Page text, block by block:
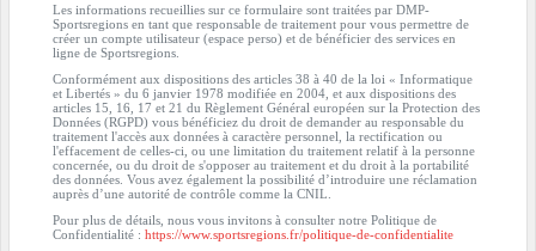
Les informations recueillies sur ce formulaire sont traitées par DMP-
Sportsregions en tant que responsable de traitement pour vous permettre de
créer un compte utilisateur (espace perso) et de bénéficier des services en
ligne de Sportsregions.
Conformément aux dispositions des articles 38 à 40 de la loi « Informatique
et Libertés » du 6 janvier 1978 modifiée en 2004, et aux dispositions des
articles 15, 16, 17 et 21 du Règlement Général européen sur la Protection des
Données (RGPD) vous bénéficiez du droit de demander au responsable du
traitement l'accès aux données à caractère personnel, la rectification ou
l'effacement de celles-ci, ou une limitation du traitement relatif à la personne
concernée, ou du droit de s'opposer au traitement et du droit à la portabilité
des données. Vous avez également la possibilité d’introduire une réclamation
auprès d’une autorité de contrôle comme la CNIL.
Pour plus de détails, nous vous invitons à consulter notre Politique de
Confidentialité : https://www.sportsregions.fr/politique-de-confidentialite